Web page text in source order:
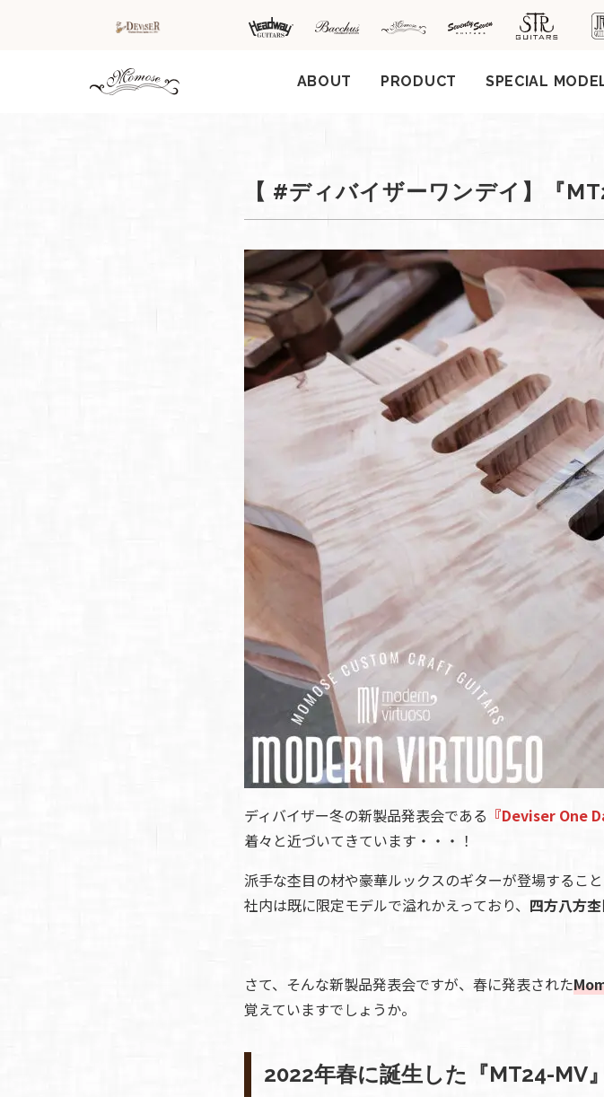
ABOUT PRODUCT SPECIAL
商品を探す
商品一覧
動画から探す
キャンペーン・
イベント情報か
ら探す
アーティストを
Headway
Momose
Custom Craft
Guitars
SeventySeven
SH Guitars
お店を探す
都道府県から探
報
せ
ショッ
プ情報
新製品
リリー
ス情報
メディ
ア情報
キャン
ペー
ベント
情報
アー
ティス
ト
ファク
トリー
ディバ
イザー
がゆく
ギター
ショッ
プ巡り
その他
お客様
サポー
ト
製品保
オー
ナー登
録
カレン
ダー
会社案
内
概要
工場
見学
ご予
約
採用
情報
SDGs
への
取り
組み
ディバ
イザー
インス
トア
サイト
マップ
お問い
合わせ
個人情
報取り
扱い
【 #ディバイザーワンデイ】『
ディバイザー冬の新製品発表会である 『Deviser One
着々と近づいてきています・・・！
派手な杢目の材や豪華ルックスのギターが登場するこ
社内は既に限定モデルで溢れかえっており、 四方八方
さて、そんな新製品発表会ですが、春に発表された
覚えていますでしょうか。
2022年春に誕生した『MT24-MV』